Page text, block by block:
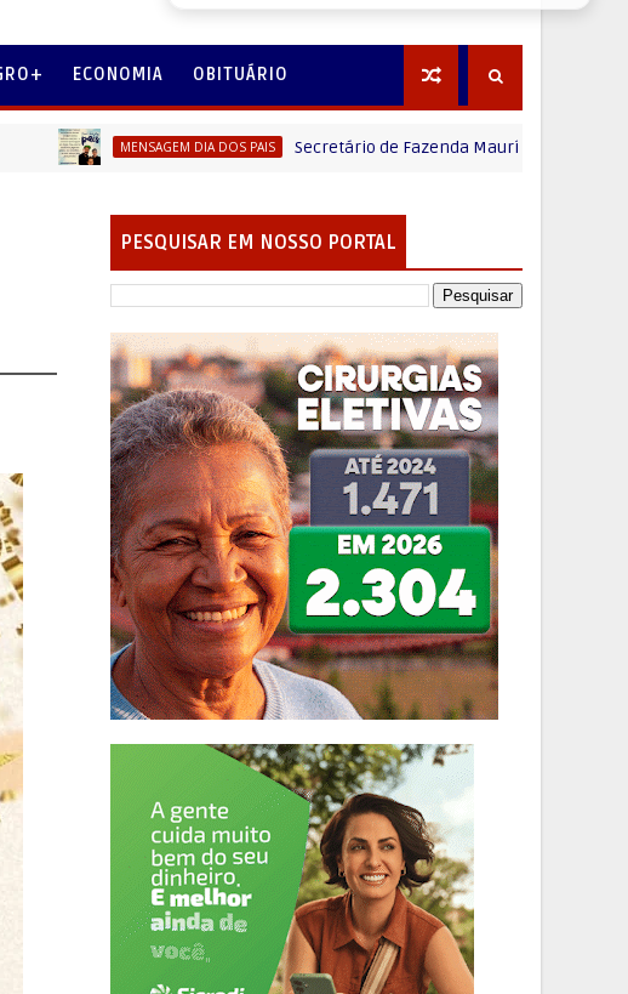
ECONOMIA OBITUÁRIO
MENSAGEM DIA DOS PAIS Secretário de Fazenda Maurício Osciany deseja um
PESQUISAR EM NOSSO PORTAL